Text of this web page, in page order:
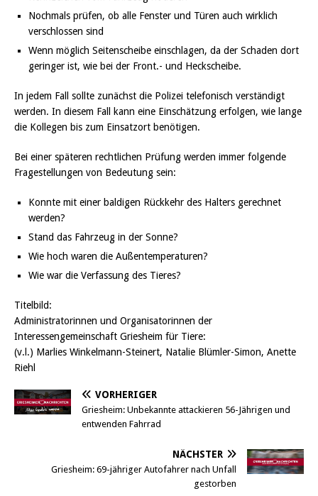
Nochmals prüfen, ob alle Fenster und Türen auch wirklich
verschlossen sind
Wenn möglich Seitenscheibe einschlagen, da der Schaden dort
geringer ist, wie bei der Front.- und Heckscheibe.
In jedem Fall sollte zunächst die Polizei telefonisch verständigt
werden. In diesem Fall kann eine Einschätzung erfolgen, wie lange
die Kollegen bis zum Einsatzort benötigen.
Bei einer späteren rechtlichen Prüfung werden immer folgende
Fragestellungen von Bedeutung sein:
Konnte mit einer baldigen Rückkehr des Halters gerechnet
werden?
Stand das Fahrzeug in der Sonne?
Wie hoch waren die Außentemperaturen?
Wie war die Verfassung des Tieres?
Titelbild:
Administratorinnen und Organisatorinnen der
Interessengemeinschaft Griesheim für Tiere:
(v.l.) Marlies Winkelmann-Steinert, Natalie Blümler-Simon, Anette
Riehl
VORHERIGER
Griesheim: Unbekannte attackieren 56-Jährigen und
entwenden Fahrrad
NÄCHSTER
Griesheim: 69-jähriger Autofahrer nach Unfall
gestorben